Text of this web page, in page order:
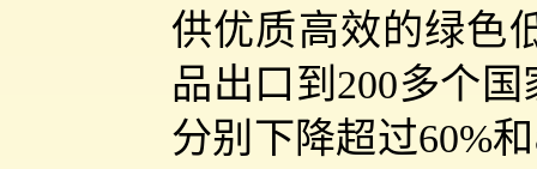
供优质高效的绿色
品出口到200多个
分别下降超过60%